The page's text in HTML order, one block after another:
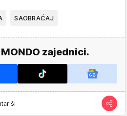
SAOBRAĆAJ
zajednici.